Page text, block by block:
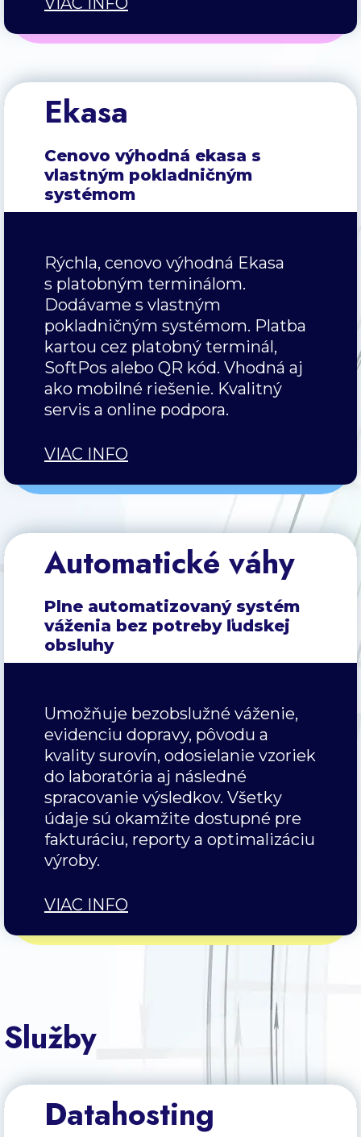
Ekasa
Cenovo výhodná ekasa s
vlastným pokladničným
systémom
Rýchla, cenovo výhodná Ekasa
s platobným terminálom.
Dodávame s vlastným
pokladničným systémom. Platba
kartou cez platobný terminál,
SoftPos alebo QR kód. Vhodná aj
ako mobilné riešenie. Kvalitný
servis a online podpora.
VIAC INFO
Automatické váhy
Plne automatizovaný systém
váženia bez potreby ľudskej
obsluhy
Umožňuje bezobslužné váženie,
evidenciu dopravy, pôvodu a
kvality surovín, odosielanie vzoriek
do laboratória aj následné
spracovanie výsledkov. Všetky
údaje sú okamžite dostupné pre
fakturáciu, reporty a optimalizáciu
výroby.
VIAC INFO
Služby
Datahosting